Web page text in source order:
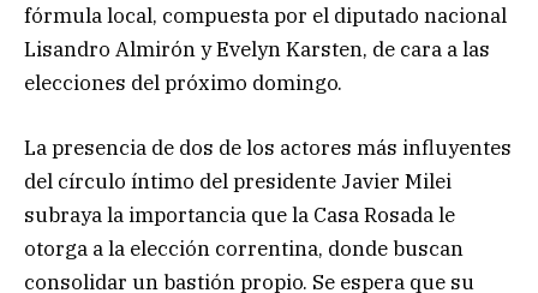
fórmula local, compuesta por el diputado nacional
Lisandro Almirón y Evelyn Karsten, de cara a las
elecciones del próximo domingo.
La presencia de dos de los actores más influyentes
del círculo íntimo del presidente Javier Milei
subraya la importancia que la Casa Rosada le
otorga a la elección correntina, donde buscan
consolidar un bastión propio. Se espera que su